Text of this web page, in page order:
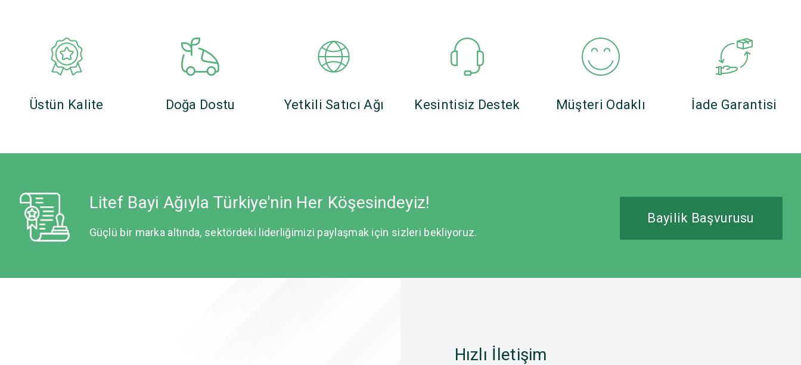
Üstün Kalite Doğa Dostu Yetkili Satıcı Ağı Kesintisiz Destek Müşteri Odaklı İade Garantisi
Litef Bayi Ağıyla Türkiye'nin Her Köşesindeyiz!
Güçlü bir marka altında, sektördeki liderliğimizi paylaşmak için sizleri bekliyoruz.
Bayilik Başvurusu
Hızlı İletişim